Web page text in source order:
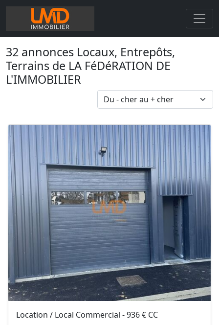
32 annonces Locaux, Entrepôts,
Terrains de LA FéDéRATION DE
L'IMMOBILIER
Location / Local Commercial - 936 € CC